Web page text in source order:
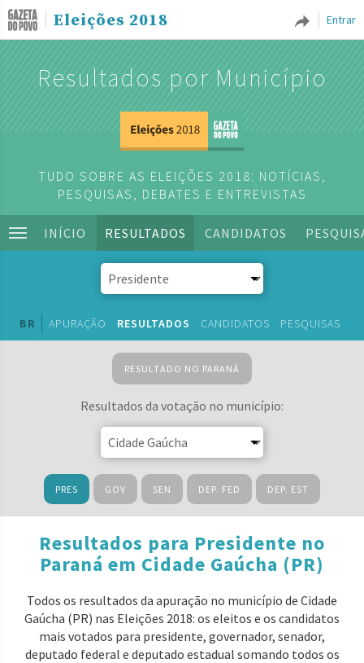
Entrar
Eleições 2018
Resultados por Município
TUDO SOBRE AS ELEIÇÕES 2018: NOTÍCIAS,
PESQUISAS, DEBATES E ENTREVISTAS
INÍCIO RESULTADOS CANDIDATOS
BR APURAÇÃO RESULTADOS CANDIDATOS PESQUISAS
RESULTADO NO PARANÁ
Resultados da votação no município:
PRES GOV SEN DEP. FED DEP. EST
Resultados para Presidente no
Paraná em Cidade Gaúcha (PR)
Todos os resultados da apuração no município de Cidade
Gaúcha (PR) nas Eleições 2018: os eleitos e os candidatos
mais votados para presidente, governador, senador,
deputado federal e deputado estadual somando todos os